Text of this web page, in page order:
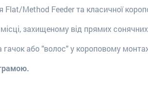
Method Feeder та класичної
захищеному від прямих
гачок або "волос" у короповому